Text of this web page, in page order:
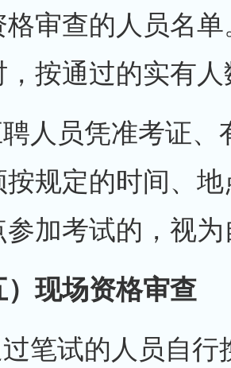
格审查的人员名
，按通过的实有
员凭准考证、
按规定的时间、
参加考试的，视
现场资格审查
试的人员自行